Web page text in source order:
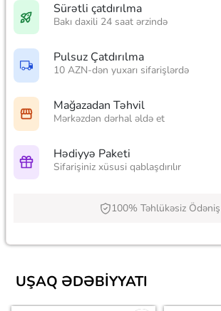
Sürətli çatdırılma
Bakı daxili 24 saat ərzində
Pulsuz Çatdırılma
10 AZN-dən yuxarı sifarişlərdə
Mağazadan Təhvil
Mərkəzdən dərhal əldə et
Hədiyyə Paketi
Sifarişiniz xüsusi qablaşdırılır
100% Təhlükəsiz Ödəniş
UŞAQ ƏDƏBIYYATI